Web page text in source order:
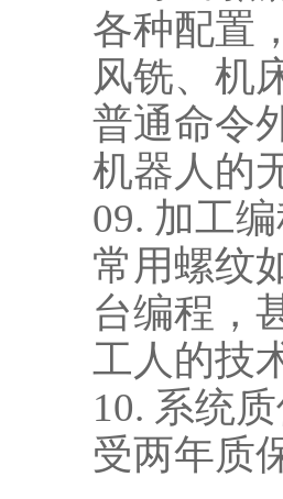
各种配置
风铣、机
普通命令
机器人的
09. 加工
常用螺纹
台编程，
工人的技
10. 系统
受两年质